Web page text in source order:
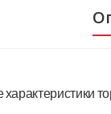
характеристики